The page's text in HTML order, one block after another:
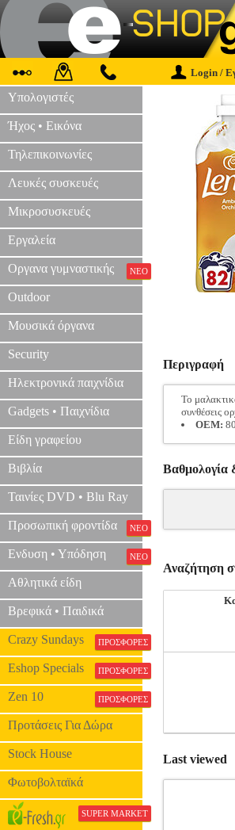
Login /
Υπολογιστές
Ήχος • Εικόνα
Τηλεπικοινωνίες
Λευκές συσκευές
Μικροσυσκευές
Εργαλεία
Οργανα γυμναστικής ΝΕΟ
Outdoor
Μουσικά όργανα
Security
Ηλεκτρονικά παιχνίδια
Gadgets • Παιχνίδια
Είδη γραφείου
Βιβλία
Ταινίες DVD • Blu Ray
Προσωπική φροντίδα ΝΕΟ
Ενδυση • Υπόδηση ΝΕΟ
Αθλητικά είδη
Βρεφικά • Παιδικά
Crazy Sundays ΠΡΟΣΦΟΡΕΣ
Eshop Specials ΠΡΟΣΦΟΡΕΣ
Zen 10 ΠΡΟΣΦΟΡΕΣ
Προτάσεις Για Δώρα
Stock House
Φωτοβολταϊκά
SUPER MARKET
Περιγραφή
Το
συνθέσεις
OEM:
Βαθμολογία
Αναζήτηση
Last viewed